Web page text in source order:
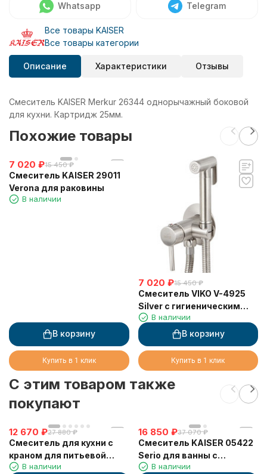
Whatsapp Telegram
Все товары KAISER
Все товары категории
Описание Характеристики Отзывы
Смеситель KAISER Merkur 26344 однорычажный боковой
для кухни. Картридж 25мм.
Похожие товары
7 020 ₽15 450 ₽
Смеситель KAISER 29011
Verona для раковины
В наличии
В корзину
Купить в 1 клик
7 020 ₽15 450 ₽
Смеситель VIKO V-4925
Silver с гигиеническим
душем (латунь)
В наличии
В корзину
Купить в 1 клик
C этим товаром также
покупают
12 670 ₽27 880 ₽
Смеситель для кухни с
краном для питьевой
воды VIKO V-5608 с
В наличии
16 850 ₽37 070 ₽
Смеситель KAISER 05422
Serio для ванны с
душевым гарнитуром
В наличии